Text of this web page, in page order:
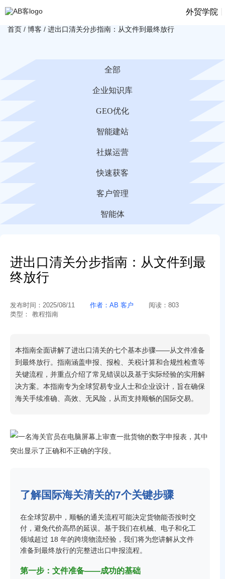
外贸学院
首页 / 博客 / 进出口清关分步指南：从文件到最终放行
全部
企业知识库
GEO优化
智能建站
社媒运营
快速获客
客户管理
智能体
进出口清关分步指南：从文件到最
终放行
发布时间： 2025/08/11 作者： AB 客户 阅读： 803
类型：
教程指南
本指南全面讲解了进出口清关的七个基本步骤——从文件准备
到最终放行。指南涵盖申报、报检、关税计算和合规性检查等
关键流程，并重点介绍了常见错误以及基于实际经验的实用解
决方案。本指南专为全球贸易专业人士和企业设计，旨在确保
海关手续准确、高效、无风险，从而支持顺畅的国际交易。
了解国际海关清关的7个关键步骤
在全球贸易中，顺畅的通关流程可能决定货物能否按时交
付，避免代价高昂的延误。基于我们在机械、电子和化工
领域超过 18 年的跨境物流经验，我们将为您讲解从文件
准备到最终放行的完整进出口申报流程。
第一步：文件准备——成功的基础